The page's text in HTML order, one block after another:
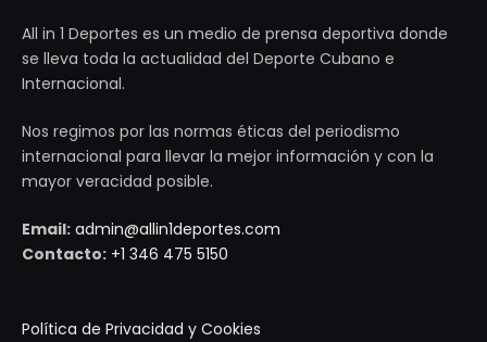
All in 1 Deportes es un medio de prensa deportiva donde
se lleva toda la actualidad del Deporte Cubano e
Internacional.
Nos regimos por las normas éticas del periodismo
internacional para llevar la mejor información y con la
mayor veracidad posible.
Email: admin@allin1deportes.com
Contacto: +1 346 475 5150
Política de Privacidad y Cookies